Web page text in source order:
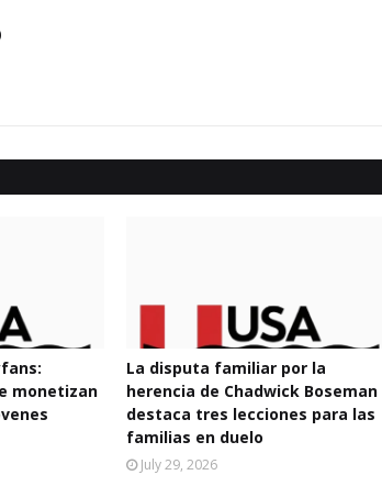
monetizan
La disputa familiar por la
herencia de Chadwick Boseman
destaca tres lecciones para las
familias en duelo
July 29, 2026